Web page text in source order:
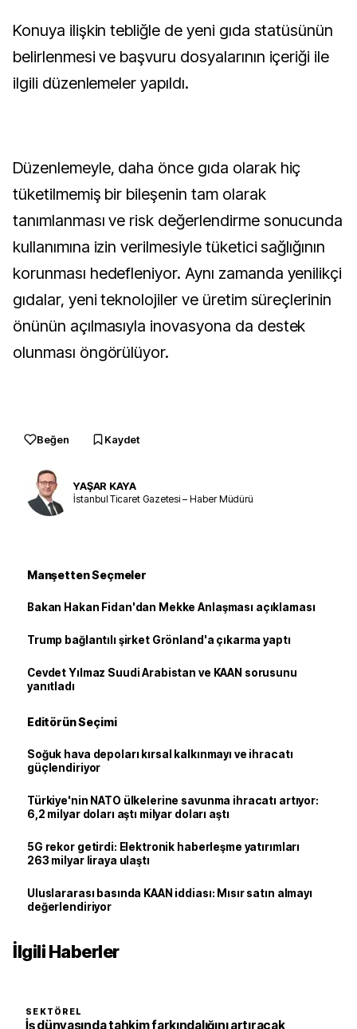
Konuya ilişkin tebliğle de yeni gıda statüsünün
belirlenmesi ve başvuru dosyalarının içeriği ile
ilgili düzenlemeler yapıldı.
Düzenlemeyle, daha önce gıda olarak hiç
tüketilmemiş bir bileşenin tam olarak
tanımlanması ve risk değerlendirme sonucunda
kullanımına izin verilmesiyle tüketici sağlığının
korunması hedefleniyor. Aynı zamanda yenilikçi
gıdalar, yeni teknolojiler ve üretim süreçlerinin
önünün açılmasıyla inovasyona da destek
olunması öngörülüyor.
Beğen Kaydet
YAŞAR KAYA
İstanbul Ticaret Gazetesi – Haber Müdürü
Manşetten Seçmeler
Bakan Hakan Fidan'dan Mekke Anlaşması açıklaması
Trump bağlantılı şirket Grönland'a çıkarma yaptı
Cevdet Yılmaz Suudi Arabistan ve KAAN sorusunu
yanıtladı
Editörün Seçimi
Soğuk hava depoları kırsal kalkınmayı ve ihracatı
güçlendiriyor
Türkiye'nin NATO ülkelerine savunma ihracatı artıyor:
6,2 milyar doları aştı milyar doları aştı
5G rekor getirdi: Elektronik haberleşme yatırımları
263 milyar liraya ulaştı
Uluslararası basında KAAN iddiası: Mısır satın almayı
değerlendiriyor
İlgili Haberler
SEKTÖREL
İş dünyasında tahkim farkındalığını artıracak